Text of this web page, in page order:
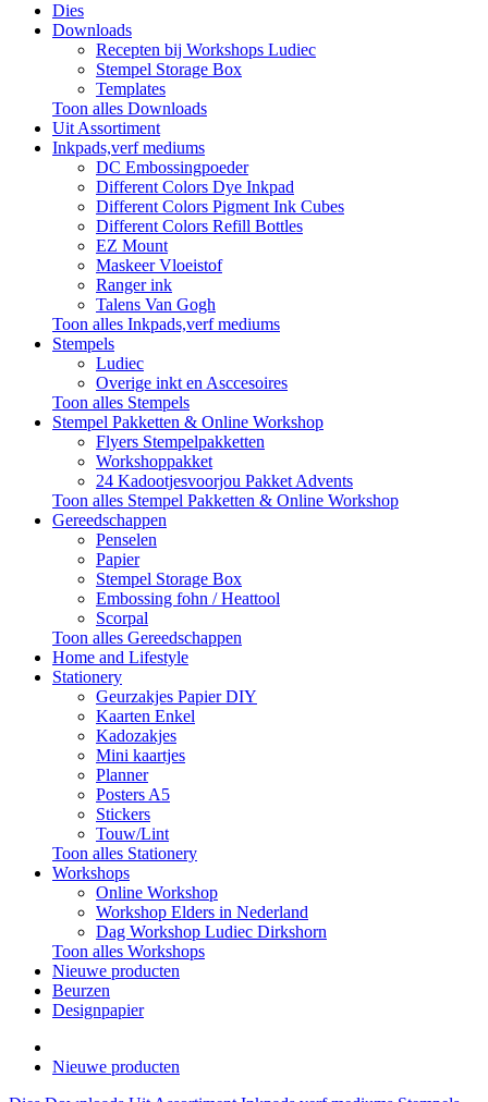
Dies
Downloads
Recepten bij Workshops Ludiec
Stempel Storage Box
Templates
Toon alles Downloads
Uit Assortiment
Inkpads,verf mediums
DC Embossingpoeder
Different Colors Dye Inkpad
Different Colors Pigment Ink Cubes
Different Colors Refill Bottles
EZ Mount
Maskeer Vloeistof
Ranger ink
Talens Van Gogh
Toon alles Inkpads,verf mediums
Stempels
Ludiec
Overige inkt en Asccesoires
Toon alles Stempels
Stempel Pakketten & Online Workshop
Flyers Stempelpakketten
Workshoppakket
24 Kadootjesvoorjou Pakket Advents
Toon alles Stempel Pakketten & Online Workshop
Gereedschappen
Penselen
Papier
Stempel Storage Box
Embossing fohn / Heattool
Scorpal
Toon alles Gereedschappen
Home and Lifestyle
Stationery
Geurzakjes Papier DIY
Kaarten Enkel
Kadozakjes
Mini kaartjes
Planner
Posters A5
Stickers
Touw/Lint
Toon alles Stationery
Workshops
Online Workshop
Workshop Elders in Nederland
Dag Workshop Ludiec Dirkshorn
Toon alles Workshops
Nieuwe producten
Beurzen
Designpapier
Nieuwe producten